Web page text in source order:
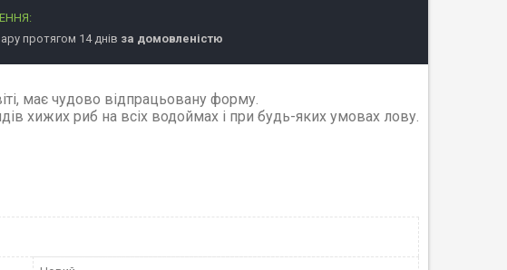
протягом 14 днів за домовленістю
має чудово відпрацьовану форму.
хижих риб на всіх водоймах і при будь-яких умовах лову.